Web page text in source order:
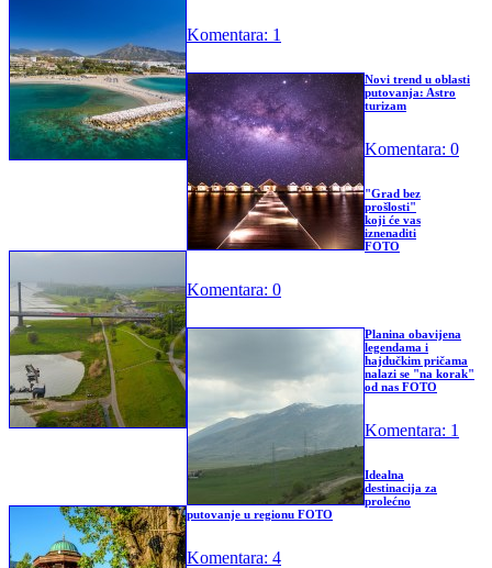
Komentara: 1
Novi trend u oblasti
putovanja: Astro
turizam
Komentara: 0
"Grad bez
prošlosti"
koji će vas
iznenaditi
FOTO
Komentara: 0
Planina obavijena
legendama i
hajdučkim pričama
nalazi se "na korak"
od nas FOTO
Komentara: 1
Idealna
destinacija za
prolećno
putovanje u regionu FOTO
Komentara: 4